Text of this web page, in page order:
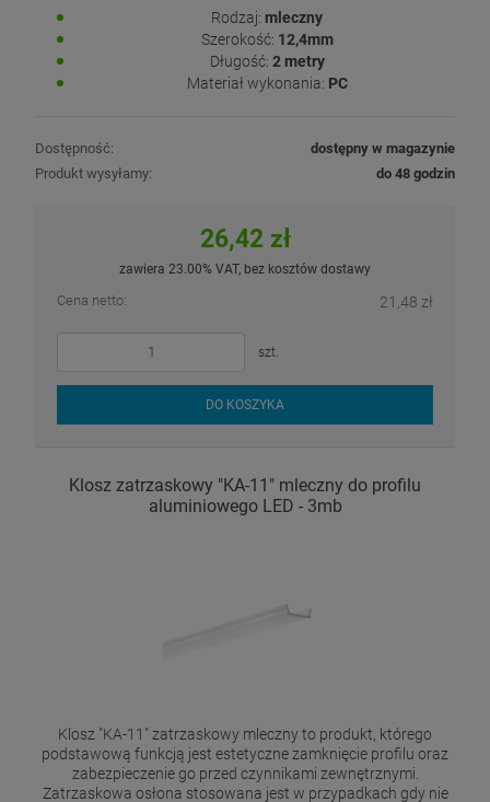
Rodzaj: mleczny
Szerokość: 12,4mm
Długość: 2 metry
Materiał wykonania: PC
Dostępność:
dostępny w magazynie
Produkt wysyłamy:
do 48 godzin
26,42 zł
zawiera 23.00% VAT, bez kosztów dostawy
Cena netto: 21,48 zł
szt.
DO KOSZYKA
Klosz zatrzaskowy "KA-11" mleczny do profilu
aluminiowego LED - 3mb
Klosz "KA-11" zatrzaskowy mleczny to produkt, którego
podstawową funkcją jest estetyczne zamknięcie profilu oraz
zabezpieczenie go przed czynnikami zewnętrznymi.
Zatrzaskowa osłona stosowana jest w przypadkach gdy nie